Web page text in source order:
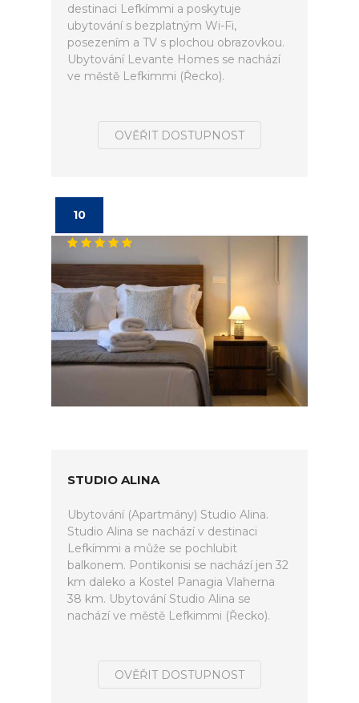
destinaci Lefkímmi a poskytuje
ubytování s bezplatným Wi-Fi,
posezením a TV s plochou obrazovkou.
Ubytování Levante Homes se nachází
ve městě Lefkimmi (Řecko).
OVĚŘIT DOSTUPNOST
10
STUDIO ALINA
Ubytování (Apartmány) Studio Alina.
Studio Alina se nachází v destinaci
Lefkímmi a může se pochlubit
balkonem. Pontikonisi se nachází jen 32
km daleko a Kostel Panagia Vlaherna
38 km. Ubytování Studio Alina se
nachází ve městě Lefkimmi (Řecko).
OVĚŘIT DOSTUPNOST